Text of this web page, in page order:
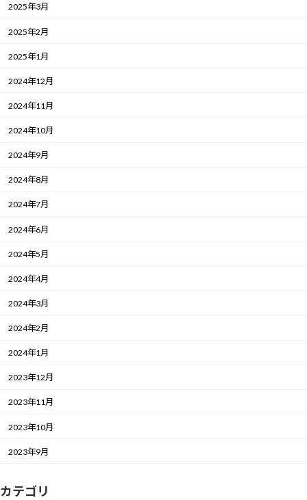
2025年3月
2025年2月
2025年1月
2024年12月
2024年11月
2024年10月
2024年9月
2024年8月
2024年7月
2024年6月
2024年5月
2024年4月
2024年3月
2024年2月
2024年1月
2023年12月
2023年11月
2023年10月
2023年9月
カテゴリ